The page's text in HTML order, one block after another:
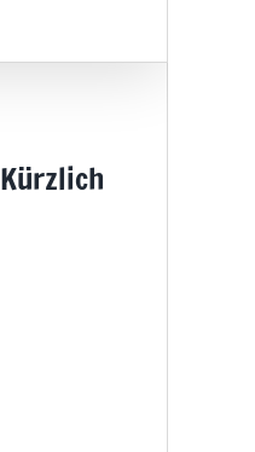
Kürzlich